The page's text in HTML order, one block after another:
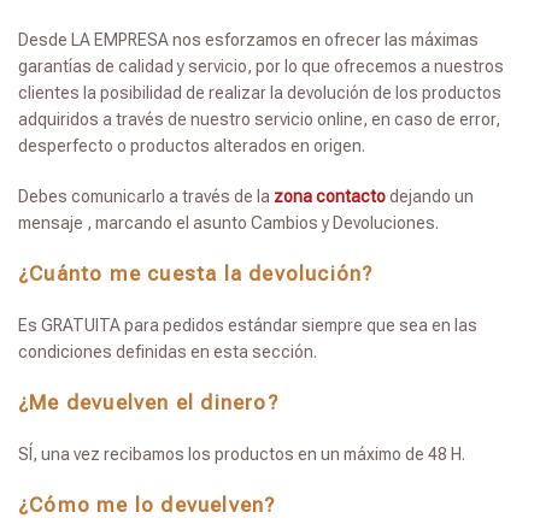
Desde LA EMPRESA nos esforzamos en ofrecer las máximas
garantías de calidad y servicio, por lo que ofrecemos a nuestros
clientes la posibilidad de realizar la devolución de los productos
adquiridos a través de nuestro servicio online, en caso de error,
desperfecto o productos alterados en origen.
Debes comunicarlo a través de la zona contactodejando un
mensaje , marcando el asunto Cambios y Devoluciones.
¿Cuánto me cuesta la devolución?
Es GRATUITA para pedidos estándar siempre que sea en las
condiciones definidas en esta sección.
¿Me devuelven el dinero?
SÍ, una vez recibamos los productos en un máximo de 48 H.
¿Cómo me lo devuelven?